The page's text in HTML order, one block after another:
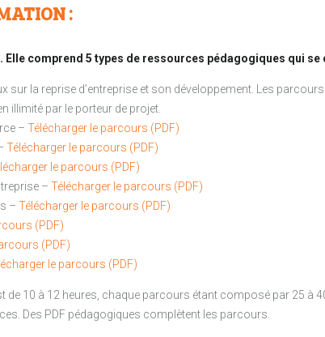
:
Elle comprend 5 types de ressources pédagogiques qui se
sur la reprise d’entreprise et son développement. Les
illimité par le porteur de projet.
– Télécharger le parcours (PDF)
Télécharger le parcours (PDF)
le parcours (PDF)
– Télécharger le parcours (PDF)
– Télécharger le parcours (PDF)
(PDF)
(PDF)
le parcours (PDF)
de 10 à 12 heures, chaque parcours étant composé par 25
Des PDF pédagogiques complètent les parcours.